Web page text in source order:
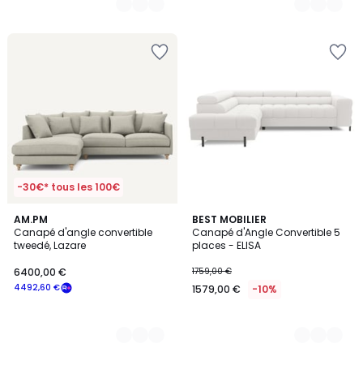
-30€* tous les 100€
AM.PM
Canapé d'angle convertible
tweedé, Lazare
4492,60 €
6400,00 €
3
Couleurs
BEST MOBILIER
Canapé d'Angle Convertible 5
places - ELISA
1759,00 €
1579,00 € -10%
4
Couleurs